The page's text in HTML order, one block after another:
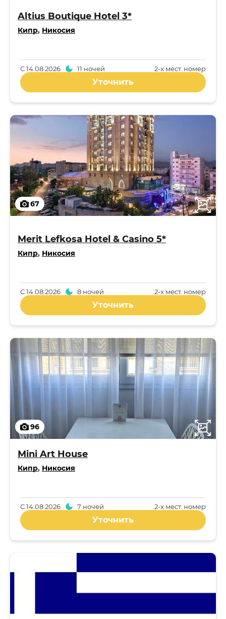
Altius Boutique Hotel 3*
Кипр, Никосия
2-x мест. номер
С14.08.2026 11 ночей
Уточнить
67
Merit Lefkosa Hotel & Casino 5*
Кипр, Никосия
2-x мест. номер
С14.08.2026 8 ночей
Уточнить
96
Mini Art House
Кипр, Никосия
2-x мест. номер
С14.08.2026 7 ночей
Уточнить